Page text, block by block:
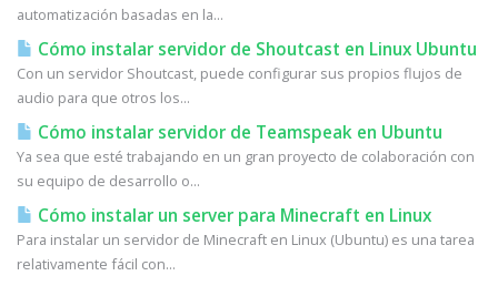
automatización basadas en la...
Cómo instalar servidor de Shoutcast en Linux Ubuntu
Con un servidor Shoutcast, puede configurar sus propios flujos de
audio para que otros los...
Cómo instalar servidor de Teamspeak en Ubuntu
Ya sea que esté trabajando en un gran proyecto de colaboración con
su equipo de desarrollo o...
Cómo instalar un server para Minecraft en Linux
Para instalar un servidor de Minecraft en Linux (Ubuntu) es una tarea
relativamente fácil con...